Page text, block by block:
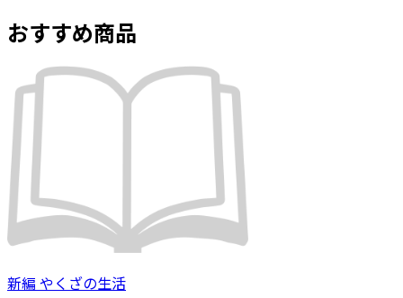
おすすめ商品
新編 やくざの生活